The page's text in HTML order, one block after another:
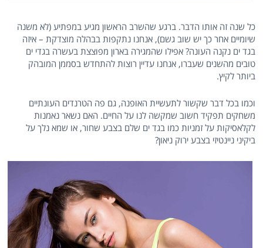
כל שנה זה אותו הדבר. ברגע שהשרב הראשון מגיע במפתיע (לא משנה
שיומיים אחר כך יש שוב גשם), אנחנו נתקפות בבהלה מוצדקת – איזה
בגד ים נקנה העונה? אפילו שהמגירה בארון מפוצצת בעשרה בגדי ים
טובים מהשנים שעברו, אנחנו עדיין רוצות להתחדש בסממן המובהק
ביותר לקיץ.
וכמו בכל דבר שקשור לתעשיית האופנה, גם פה הטרנדים העונתיים
משחקים תפקיד חשוב שמקשה לנו על החיים. האם נשאר נאמנות
לקלאסיקות על זמניות כמו בגד ים שלם בצבע שחור, או שמא נלך על
ביקיני ניינטיזי בצבע ירוק ניאון?